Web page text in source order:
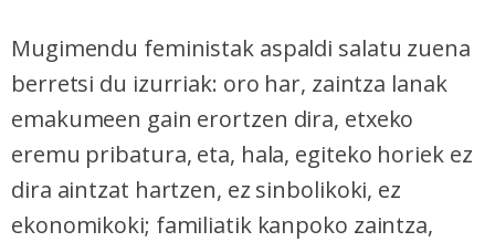
Mugimendu feministak aspaldi salatu zuena
berretsi du izurriak: oro har, zaintza lanak
emakumeen gain erortzen dira, etxeko
eremu pribatura, eta, hala, egiteko horiek ez
dira aintzat hartzen, ez sinbolikoki, ez
ekonomikoki; familiatik kanpoko zaintza,